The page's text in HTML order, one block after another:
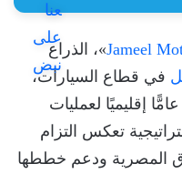
»، الذراع
في قطاع السيارات،
إقليميًا لعمليات
تعكس التزام
المصرية ودعم خططها